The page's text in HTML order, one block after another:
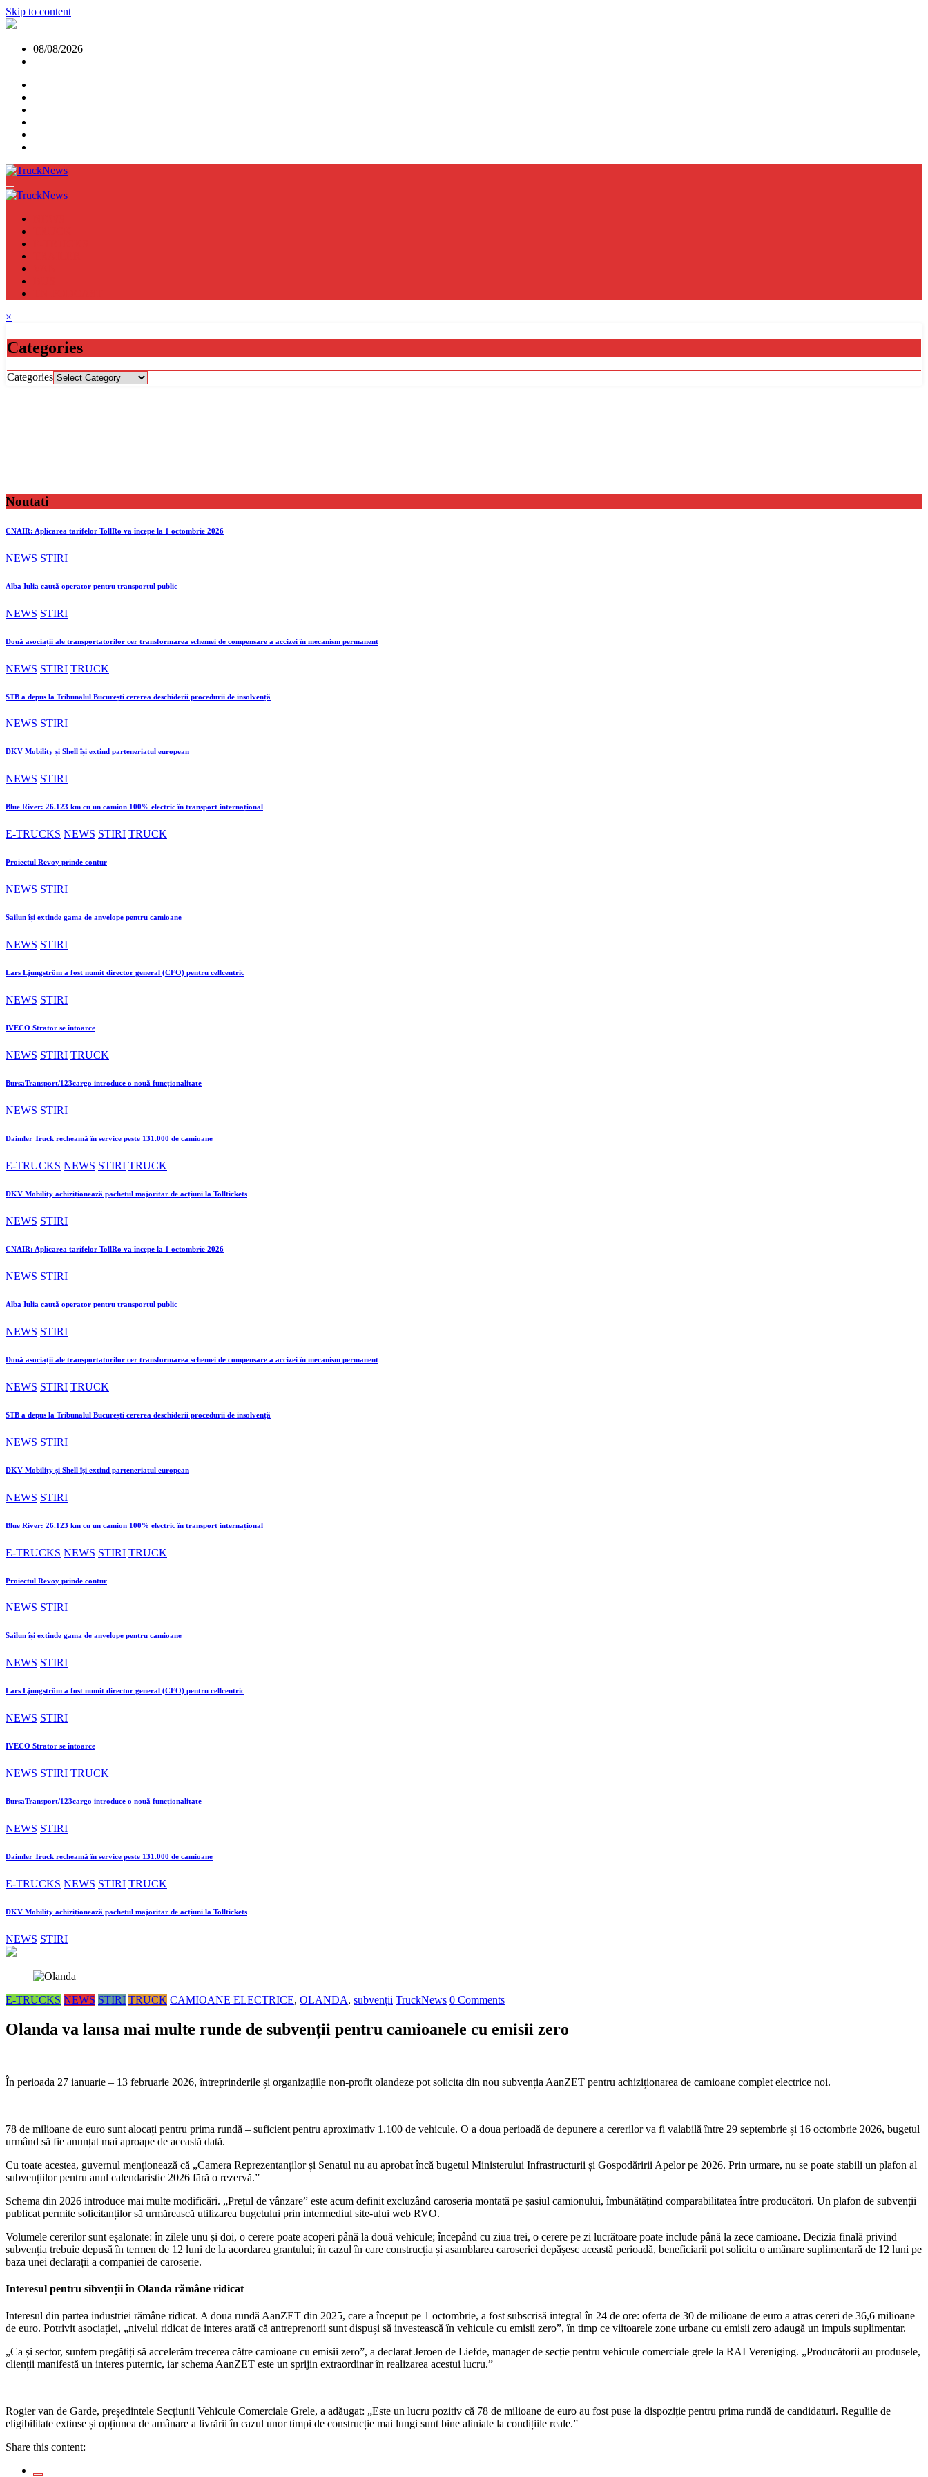
Skip to content
08/08/2026
×
Categories
Categories
Noutati
CNAIR: Aplicarea tarifelor TollRo va începe la 1 octombrie 2026
NEWS STIRI
Alba Iulia caută operator pentru transportul public
NEWS STIRI
Două asociații ale transportatorilor cer transformarea schemei de compensare a accizei în mecanism permanent
NEWS STIRI TRUCK
STB a depus la Tribunalul București cererea deschiderii procedurii de insolvență
NEWS STIRI
DKV Mobility și Shell își extind parteneriatul european
NEWS STIRI
Blue River: 26.123 km cu un camion 100% electric în transport internațional
E-TRUCKS NEWS STIRI TRUCK
Proiectul Revoy prinde contur
NEWS STIRI
Sailun își extinde gama de anvelope pentru camioane
NEWS STIRI
Lars Ljungström a fost numit director general (CFO) pentru cellcentric
NEWS STIRI
IVECO Strator se întoarce
NEWS STIRI TRUCK
BursaTransport/123cargo introduce o nouă funcționalitate
NEWS STIRI
Daimler Truck recheamă în service peste 131.000 de camioane
E-TRUCKS NEWS STIRI TRUCK
DKV Mobility achiziționează pachetul majoritar de acțiuni la Tolltickets
NEWS STIRI
CNAIR: Aplicarea tarifelor TollRo va începe la 1 octombrie 2026
NEWS STIRI
Alba Iulia caută operator pentru transportul public
NEWS STIRI
Două asociații ale transportatorilor cer transformarea schemei de compensare a accizei în mecanism permanent
NEWS STIRI TRUCK
STB a depus la Tribunalul București cererea deschiderii procedurii de insolvență
NEWS STIRI
DKV Mobility și Shell își extind parteneriatul european
NEWS STIRI
Blue River: 26.123 km cu un camion 100% electric în transport internațional
E-TRUCKS NEWS STIRI TRUCK
Proiectul Revoy prinde contur
NEWS STIRI
Sailun își extinde gama de anvelope pentru camioane
NEWS STIRI
Lars Ljungström a fost numit director general (CFO) pentru cellcentric
NEWS STIRI
IVECO Strator se întoarce
NEWS STIRI TRUCK
BursaTransport/123cargo introduce o nouă funcționalitate
NEWS STIRI
Daimler Truck recheamă în service peste 131.000 de camioane
E-TRUCKS NEWS STIRI TRUCK
DKV Mobility achiziționează pachetul majoritar de acțiuni la Tolltickets
NEWS STIRI
E-TRUCKS NEWS STIRI TRUCK CAMIOANE ELECTRICE, OLANDA, subvenții TruckNews 0 Comments
Olanda va lansa mai multe runde de subvenții pentru camioanele cu emisii zero
În perioada 27 ianuarie – 13 februarie 2026, întreprinderile și organizațiile non-profit olandeze pot solicita din nou subvenția AanZET pentru achiziționarea de camioane complet electrice noi.
78 de milioane de euro sunt alocați pentru prima rundă – suficient pentru aproximativ 1.100 de vehicule. O a doua perioadă de depunere a cererilor va fi valabilă între 29 septembrie și 16 octombrie 2026, bugetul
urmând să fie anunțat mai aproape de această dată.
Cu toate acestea, guvernul menționează că „Camera Reprezentanților și Senatul nu au aprobat încă bugetul Ministerului Infrastructurii și Gospodăririi Apelor pe 2026. Prin urmare, nu se poate stabili un plafon al
subvențiilor pentru anul calendaristic 2026 fără o rezervă.”
Schema din 2026 introduce mai multe modificări. „Prețul de vânzare” este acum definit excluzând caroseria montată pe șasiul camionului, îmbunătățind comparabilitatea între producători. Un plafon de subvenții
publicat permite solicitanților să urmărească utilizarea bugetului prin intermediul site-ului web RVO.
Volumele cererilor sunt eșalonate: în zilele unu și doi, o cerere poate acoperi până la două vehicule; începând cu ziua trei, o cerere pe zi lucrătoare poate include până la zece camioane. Decizia finală privind
subvenția trebuie depusă în termen de 12 luni de la acordarea grantului; în cazul în care construcția și asamblarea caroseriei depășesc această perioadă, beneficiarii pot solicita o amânare suplimentară de 12 luni pe
baza unei declarații a companiei de caroserie.
Interesul pentru sibvenții în Olanda rămâne ridicat
Interesul din partea industriei rămâne ridicat. A doua rundă AanZET din 2025, care a început pe 1 octombrie, a fost subscrisă integral în 24 de ore: oferta de 30 de milioane de euro a atras cereri de 36,6 milioane
de euro. Potrivit asociației, „nivelul ridicat de interes arată că antreprenorii sunt dispuși să investească în vehicule cu emisii zero”, în timp ce viitoarele zone urbane cu emisii zero adaugă un impuls suplimentar.
„Ca și sector, suntem pregătiți să accelerăm trecerea către camioane cu emisii zero”, a declarat Jeroen de Liefde, manager de secție pentru vehicule comerciale grele la RAI Vereniging. „Producătorii au produsele,
clienții manifestă un interes puternic, iar schema AanZET este un sprijin extraordinar în realizarea acestui lucru.”
Rogier van de Garde, președintele Secțiunii Vehicule Comerciale Grele, a adăugat: „Este un lucru pozitiv că 78 de milioane de euro au fost puse la dispoziție pentru prima rundă de candidaturi. Regulile de
eligibilitate extinse și opțiunea de amânare a livrării în cazul unor timpi de construcție mai lungi sunt bine aliniate la condițiile reale.”
Share this content: